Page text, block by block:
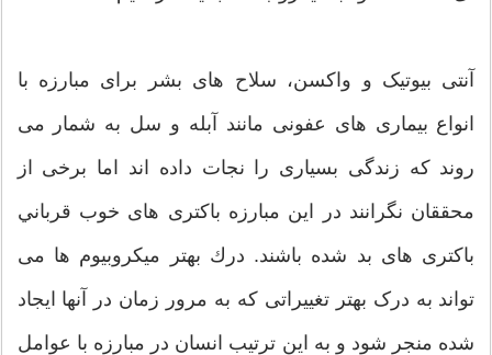
آنتی بیوتیک‌ و واکسن‌، سلاح های بشر برای مبارزه با
انواع بيماری های عفونی مانند آبله و سل به شمار می
روند كه زندگی بسیاری را نجات داده اند اما برخی از
محققان نگرانند در این مبارزه باكتری های خوب قرباني
باكتری های بد شده باشند. درك بهتر ميكروبيوم ها می
تواند به درک بهتر تغييراتی كه به مرور زمان در آنها ايجاد
شده منجر شود و به اين ترتيب انسان در مبارزه با عوامل